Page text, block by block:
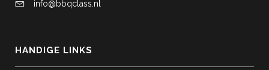
info@bbqclass.nl
HANDIGE LINKS